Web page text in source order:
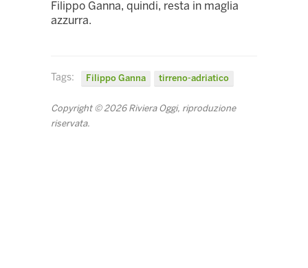
Filippo Ganna, quindi, resta in maglia
azzurra.
Tags: Filippo Ganna tirreno-adriatico
Copyright © 2026 Riviera Oggi, riproduzione
riservata.